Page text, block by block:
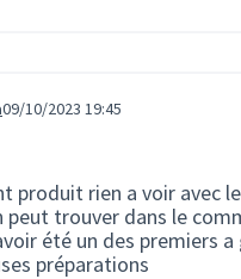
09/10/2023 19:45
produit rien a voir avec
peut trouver dans le
été un des premiers
préparations